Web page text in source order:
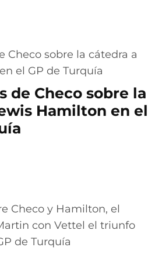
de Checo sobre la
Hamilton en el